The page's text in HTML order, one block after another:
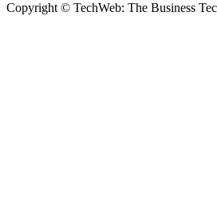
Copyright © TechWeb: The Business